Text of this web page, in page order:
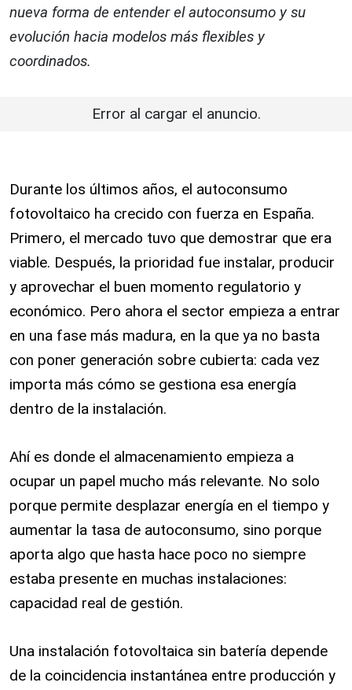
nueva forma de entender el autoconsumo y su
evolución hacia modelos más flexibles y
coordinados.
Error al cargar el anuncio.
Durante los últimos años, el autoconsumo
fotovoltaico ha crecido con fuerza en España.
Primero, el mercado tuvo que demostrar que era
viable. Después, la prioridad fue instalar, producir
y aprovechar el buen momento regulatorio y
económico. Pero ahora el sector empieza a entrar
en una fase más madura, en la que ya no basta
con poner generación sobre cubierta: cada vez
importa más cómo se gestiona esa energía
dentro de la instalación.
Ahí es donde el almacenamiento empieza a
ocupar un papel mucho más relevante. No solo
porque permite desplazar energía en el tiempo y
aumentar la tasa de autoconsumo, sino porque
aporta algo que hasta hace poco no siempre
estaba presente en muchas instalaciones:
capacidad real de gestión.
Una instalación fotovoltaica sin batería depende
de la coincidencia instantánea entre producción y